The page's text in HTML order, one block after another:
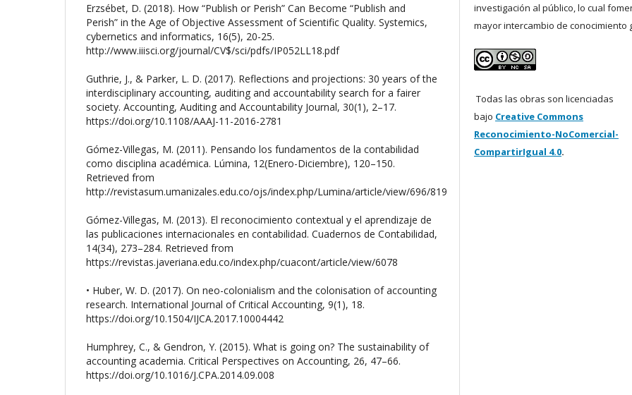
Erzsébet, D. (2018). How “Publish or Perish” Can Become “Publish and
Perish” in the Age of Objective Assessment of Scientific Quality. Systemics,
cybernetics and informatics, 16(5), 20-25.
http://www.iiisci.org/journal/CV$/sci/pdfs/IP052LL18.pdf
Guthrie, J., & Parker, L. D. (2017). Reflections and projections: 30 years of the
interdisciplinary accounting, auditing and accountability search for a fairer
society. Accounting, Auditing and Accountability Journal, 30(1), 2–17.
https://doi.org/10.1108/AAAJ-11-2016-2781
Gómez-Villegas, M. (2011). Pensando los fundamentos de la contabilidad
como disciplina académica. Lúmina, 12(Enero-Diciembre), 120–150.
Retrieved from
http://revistasum.umanizales.edu.co/ojs/index.php/Lumina/article/view/696/819
Gómez-Villegas, M. (2013). El reconocimiento contextual y el aprendizaje de
las publicaciones internacionales en contabilidad. Cuadernos de Contabilidad,
14(34), 273–284. Retrieved from
https://revistas.javeriana.edu.co/index.php/cuacont/article/view/6078
• Huber, W. D. (2017). On neo-colonialism and the colonisation of accounting
research. International Journal of Critical Accounting, 9(1), 18.
https://doi.org/10.1504/IJCA.2017.10004442
Humphrey, C., & Gendron, Y. (2015). What is going on? The sustainability of
accounting academia. Critical Perspectives on Accounting, 26, 47–66.
https://doi.org/10.1016/J.CPA.2014.09.008
investigación al público, lo cual
mayor intercambio de conocimiento
Todas las obras son licenciadas
bajo Creative Commons
Reconocimiento-NoComercial-
CompartirIgual 4.0.